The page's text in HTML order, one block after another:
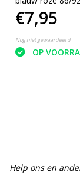
€7,95
Nog niet gewaardeerd
OP
Help ons en